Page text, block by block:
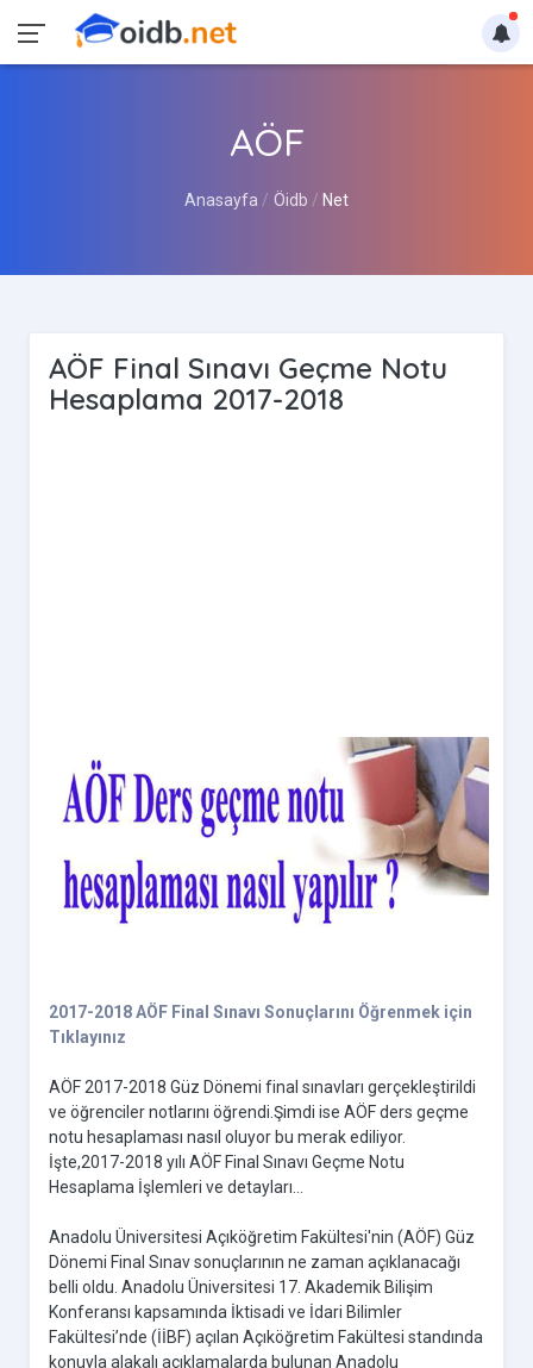
AÖF
Anasayfa Öidb Net
AÖF Final Sınavı Geçme Notu
Hesaplama 2017-2018
2017-2018 AÖF Final Sınavı Sonuçlarını Öğrenmek için
Tıklayınız
AÖF 2017-2018 Güz Dönemi final sınavları gerçekleştirildi
ve öğrenciler notlarını öğrendi.Şimdi ise AÖF ders geçme
notu hesaplaması nasıl oluyor bu merak ediliyor.
İşte,2017-2018 yılı AÖF Final Sınavı Geçme Notu
Hesaplama İşlemleri ve detayları...
Anadolu Üniversitesi Açıköğretim Fakültesi'nin (AÖF) Güz
Dönemi Final Sınav sonuçlarının ne zaman açıklanacağı
belli oldu. Anadolu Üniversitesi 17. Akademik Bilişim
Konferansı kapsamında İktisadi ve İdari Bilimler
Fakültesi’nde (İİBF) açılan Açıköğretim Fakültesi standında
konuyla alakalı açıklamalarda bulunan Anadolu